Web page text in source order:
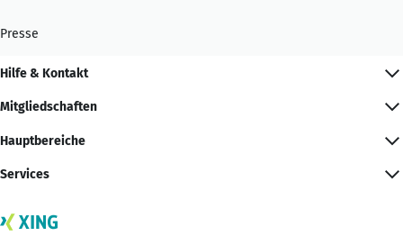
Presse
Hilfe & Kontakt
Mitgliedschaften
Hauptbereiche
Services